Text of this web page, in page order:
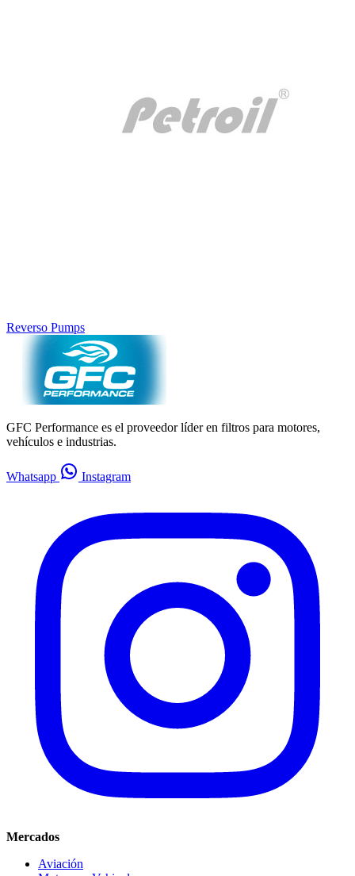
Reverso Pumps
GFC Performance es el proveedor líder en filtros para motores,
vehículos e industrias.
Whatsapp Instagram
Mercados
Aviación